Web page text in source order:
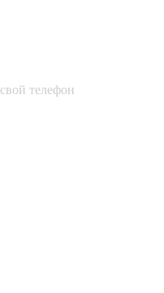
телефон